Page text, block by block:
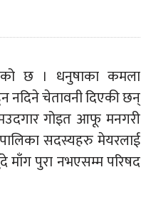
छ । धनुषाका कमला
नदिने चेतावनी दिएकी छन्
गोइत आफू मनगरी
सदस्यहरु मेयरलाई
माँग पुरा नभएसम्म परिषद